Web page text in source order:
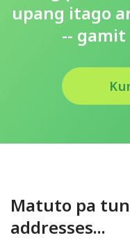
upang itago
-- gamit
Matuto pa
addresses...